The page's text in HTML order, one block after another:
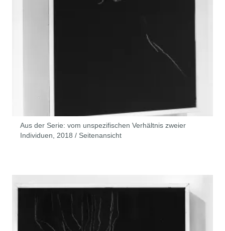
Aus der Serie: vom unspezifischen Verhältnis zweier
Individuen, 2018 / Seitenansicht